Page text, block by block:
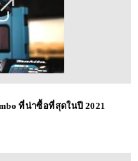
ที่น่าซื้อที่สุดในปี 2021